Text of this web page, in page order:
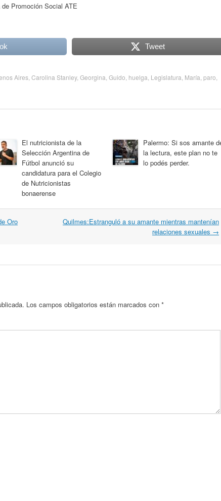
Promoción Social ATE
Tweet
Aires Carolina Stanley, Georgina Guido huelga Legislatura María paro
El nutricionista de la
Selección Argentina de
Fútbol anunció su
candidatura para el Colegio
de Nutricionistas
bonaerense
Palermo: Si sos amante
la lectura, este plan no te
lo podés perder.
Oro
Quilmes:Estranguló a su amante mientras mantenían
relaciones sexuales →
Los campos obligatorios están marcados con *